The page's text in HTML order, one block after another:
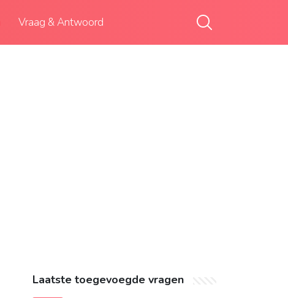
Vraag & Antwoord
Laatste toegevoegde vragen